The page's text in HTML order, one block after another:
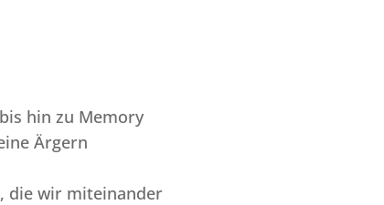
hin zu Memory
Ärgern
die wir miteinander